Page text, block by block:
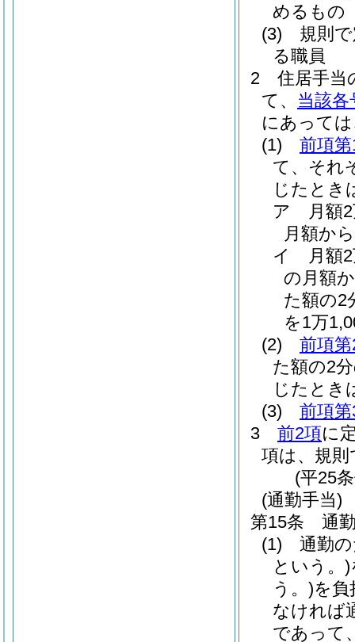
めるもの
(3)
規則
る職員
2
住居手当
て、 当該各
にあって
(1)
前項
て、それ
じたとき
ア
月額
月額か
イ
月額
の月額
た額の2
を1万
(2)
前項
た額の2
じたとき
(3)
前項
3
前2項に
項は、規
(平25
(通勤手当)
第15条
通
(1)
通勤
という。)
う。)を
なければ
であって